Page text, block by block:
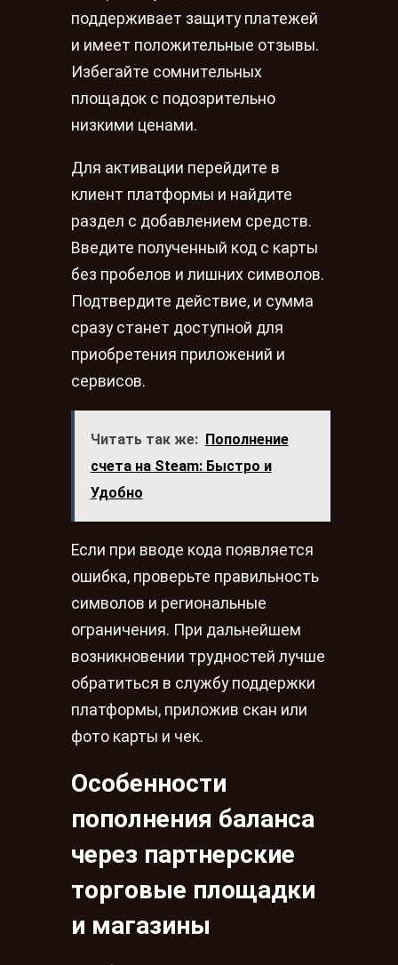
поддерживает защиту платежей
и имеет положительные отзывы.
Избегайте сомнительных
площадок с подозрительно
низкими ценами.
Для активации перейдите в
клиент платформы и найдите
раздел с добавлением средств.
Введите полученный код с карты
без пробелов и лишних символов.
Подтвердите действие, и сумма
сразу станет доступной для
приобретения приложений и
сервисов.
Читать так же: Пополнение
счета на Steam: Быстро и
Удобно
Если при вводе кода появляется
ошибка, проверьте правильность
символов и региональные
ограничения. При дальнейшем
возникновении трудностей лучше
обратиться в службу поддержки
платформы, приложив скан или
фото карты и чек.
Особенности
пополнения баланса
через партнерские
торговые площадки
и магазины